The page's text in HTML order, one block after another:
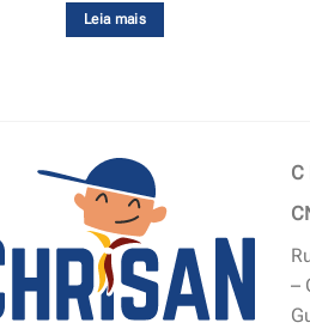
Leia mais
C
–